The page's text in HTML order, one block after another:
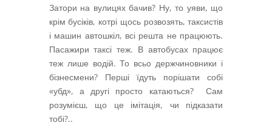
Затори на вулицях бачив? Ну, то уяви, що
крім бусіків, котрі щось розвозять, таксистів
і машин автошкіл, всі решта не працюють.
Пасажири таксі теж. В автобусах працює
теж лише водій. То всьо держчиновники і
бізнесмени? Перші їдуть порішати собі
«убд», а другі просто катаються? Сам
розумієш, що це імітація, чи підказати
тобі?..